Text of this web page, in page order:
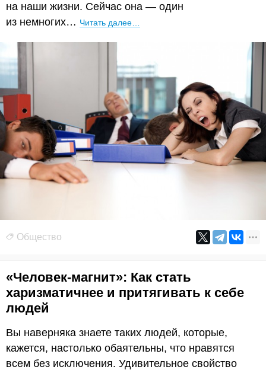
на наши жизни. Сейчас она — один
из немногих… Читать далее…
Общество
«Человек-магнит»: Как стать
харизматичнее и притягивать к себе
людей
Вы наверняка знаете таких людей, которые,
кажется, настолько обаятельны, что нравятся
всем без исключения. Удивительное свойство